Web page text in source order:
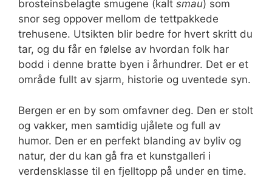
brosteinsbelagte smugene (kalt smau) som
snor seg oppover mellom de tettpakkede
trehusene. Utsikten blir bedre for hvert skritt du
tar, og du får en følelse av hvordan folk har
bodd i denne bratte byen i århundrer. Det er et
område fullt av sjarm, historie og uventede syn.
Bergen er en by som omfavner deg. Den er stolt
og vakker, men samtidig ujålete og full av
humor. Den er en perfekt blanding av byliv og
natur, der du kan gå fra et kunstgalleri i
verdensklasse til en fjelltopp på under en time.